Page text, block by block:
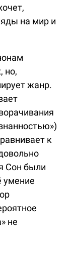
на мир и
но,
жанр.
к
Сон были
умение
не